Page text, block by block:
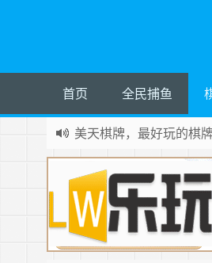
首页 全民捕鱼
美天棋牌，最好玩的棋